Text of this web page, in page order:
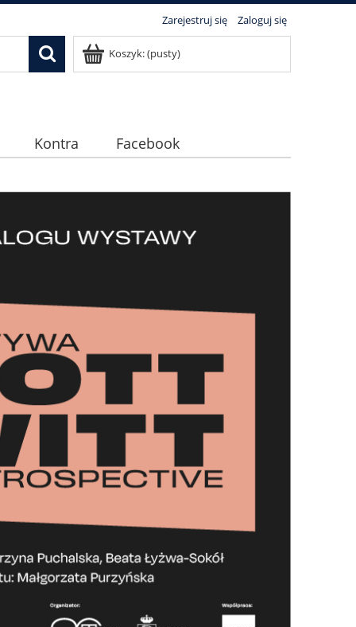
Zarejestruj się Zaloguj się
Koszyk:(pusty)
Kontra Facebook